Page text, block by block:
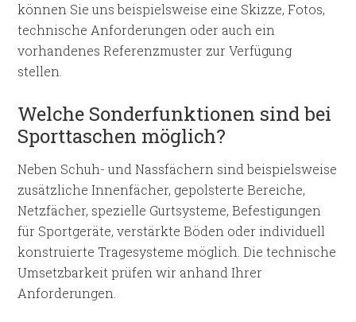
können Sie uns beispielsweise eine Skizze, Fotos,
technische Anforderungen oder auch ein
vorhandenes Referenzmuster zur Verfügung
stellen.
Welche Sonderfunktionen sind bei
Sporttaschen möglich?
Neben Schuh- und Nassfächern sind beispielsweise
zusätzliche Innenfächer, gepolsterte Bereiche,
Netzfächer, spezielle Gurtsysteme, Befestigungen
für Sportgeräte, verstärkte Böden oder individuell
konstruierte Tragesysteme möglich. Die technische
Umsetzbarkeit prüfen wir anhand Ihrer
Anforderungen.